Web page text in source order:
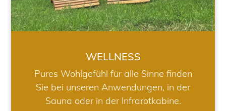
WELLNESS
Pures Wohlgefühl für alle Sinne finden
Sie bei unseren Anwendungen, in der
Sauna oder in der Infrarotkabine.